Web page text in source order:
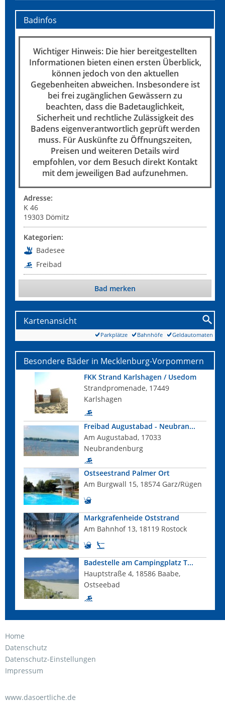
Badinfos
Wichtiger Hinweis: Die hier bereitgestellten
Informationen bieten einen ersten Überblick,
können jedoch von den aktuellen
Gegebenheiten abweichen. Insbesondere ist
bei frei zugänglichen Gewässern zu
beachten, dass die Badetauglichkeit,
Sicherheit und rechtliche Zulässigkeit des
Badens eigenverantwortlich geprüft werden
muss. Für Auskünfte zu Öffnungszeiten,
Preisen und weiteren Details wird
empfohlen, vor dem Besuch direkt Kontakt
mit dem jeweiligen Bad aufzunehmen.
Adresse:
K 46
19303 Dömitz
Kategorien:
Badesee
Freibad
Bad merken
Kartenansicht
Geldautomaten
Bahnhöfe
Parkplätze
Besondere Bäder in Mecklenburg-Vorpommern
FKK Strand Karlshagen / Usedom
Strandpromenade, 17449
Karlshagen
Freibad Augustabad - Neubran...
Am Augustabad, 17033
Neubrandenburg
Ostseestrand Palmer Ort
Am Burgwall 15, 18574 Garz/Rügen
Markgrafenheide Oststrand
Am Bahnhof 13, 18119 Rostock
Badestelle am Campingplatz T...
Hauptstraße 4, 18586 Baabe,
Ostseebad
Home
Datenschutz
Datenschutz-Einstellungen
Impressum
www.dasoertliche.de